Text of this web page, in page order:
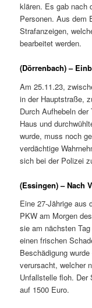
klären. Es gab nach
Personen. Aus dem
Strafanzeigen,
bearbeitet werden.
(Dörrenbach) –
Am 25.11.23,
in der Hauptstraße,
Durch Aufhebeln
Haus und
wurde, muss noch
verdächtige
sich bei der Polizei
(Essingen) – Nach
Eine 27-Jährige aus
PKW am Morgen
sie am nächsten
einen frischen
Beschädigung
verursacht, welcher
Unfallstelle floh.
auf 1500 Euro.